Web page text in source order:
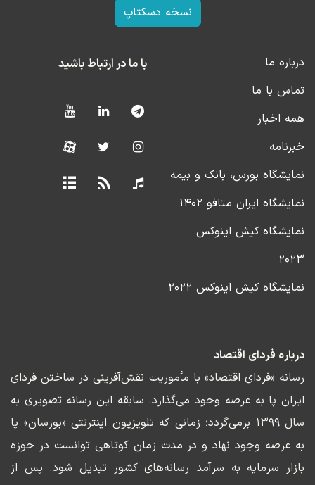
نسخه دسکتاپ
درباره ما
تماس با ما
همه اخبار
خبرنامه
نمایشگاه بورس، بانک و بیمه
نمایشگاه ایران متافو ۱۴۰۲
نمایشگاه کیش اینوکس
۲۰۲۳
نمایشگاه کیش اینوکس ۲۰۲۲
با ما در ارتباط باشید
درباره فردای اقتصاد
رسانه «فردای اقتصاد» با مأموریت نقش‌آفرینی در ساختن فردای
ایران پا به عرصه وجود می‌گذارد. سابقه این رسانه تصویری به
سال ۱۳۹۹ برمی‌گردد؛ زمانی که تلویزیون اینترنتی «بورسان» پا
به عرصه وجود نهاد و در مدت زمان کوتاهی توانست در حوزه
بازار سرمایه به سرآمد رسانه‌های کشور تبدیل شود. پس از